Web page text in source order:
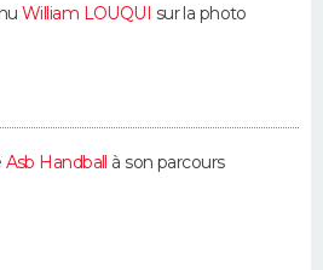
William LOUQUI sur la photo
Asb Handball à son parcours